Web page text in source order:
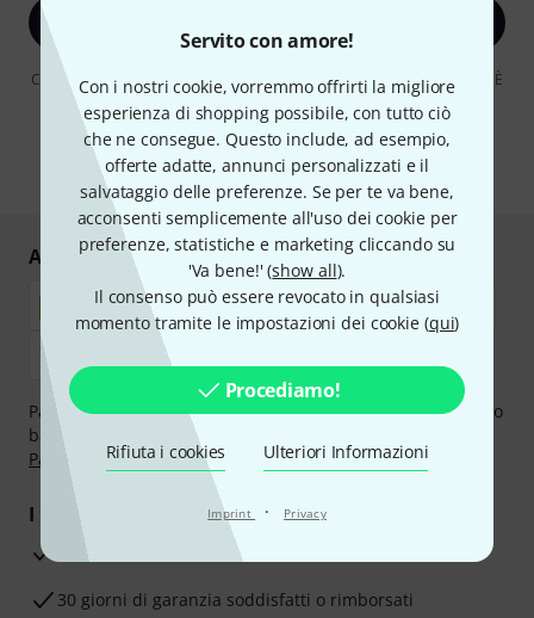
Servito con amore!
Con i nostri cookie, vorremmo offrirti la migliore
esperienza di shopping possibile, con tutto ciò
che ne consegue. Questo include, ad esempio,
offerte adatte, annunci personalizzati e il
salvataggio delle preferenze. Se per te va bene,
acconsenti semplicemente all'uso dei cookie per
preferenze, statistiche e marketing cliccando su
'Va bene!' (show all).
Il consenso può essere revocato in qualsiasi
momento tramite le impostazioni dei cookie (qui)
Procediamo!
Rifiuta i cookies Ulteriori Informazioni
Imprint · Privacy
Cliccando su "Iscriviti ora", lei accetta di ricevere pubblicità via e-mail. È
possibile annullare l'iscrizione in qualsiasi momento. Può trovare
ulteriori informazioni sulla newsletter nelle nostre linee guida per la
protezione dei datidata protection guideline.
* Richiesto
Acquisti e pagamenti sicuri
Paga in tutta sicurezza con Contanti alla consegna, Bonifico
bancario, PayPal, Amazon Pay,
Paga in 3 rateoppure Carta di credito.
I tuoi vantaggi
3 anni di garanzia Thomann
30 giorni di garanzia soddisfatti o rimborsati